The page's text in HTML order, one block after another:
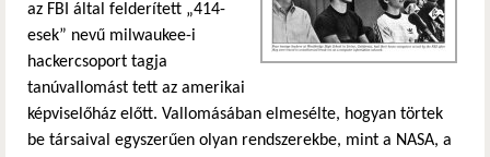
az FBI által felderített „414-
esek” nevű milwaukee-i
hackercsoport tagja
tanúvallomást tett az amerikai
képviselőház előtt. Vallomásában elmesélte, hogyan törtek
be társaival egyszerűen olyan rendszerekbe, mint a NASA, a